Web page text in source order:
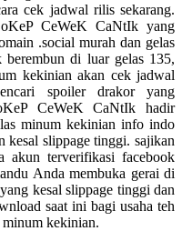
cek jadwal rilis sekarang.
CeWeK CaNtIk yang
.social murah dan gelas
di luar gelas 135,
kekinian akan cek jadwal
spoiler drakor yang
CeWeK CaNtIk hadir
minum kekinian info indo
slippage tinggi. sajikan
akun terverifikasi facebook
Anda membuka gerai di
kesal slippage tinggi dan
saat ini bagi usaha teh
minum kekinian.